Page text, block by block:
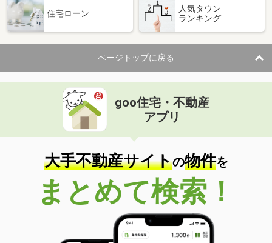
住宅ローン
人気タウン
ランキング
ページトップに戻る
goo住宅・不動産
アプリ
大手不動産サイトの物件を
まとめて検索！